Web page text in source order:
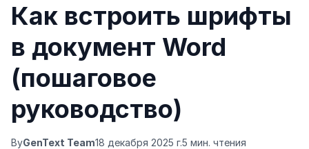
Как встроить шрифты
в документ Word
(пошаговое
руководство)
ByGenText Team18 декабря 2025 г.5 мин. чтения